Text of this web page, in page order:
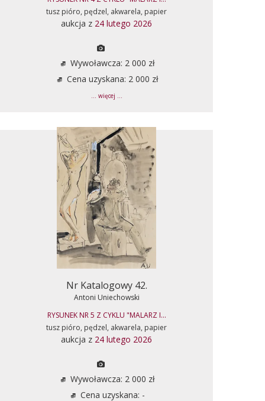
tusz pióro, pędzel, akwarela, papier
aukcja z 24 lutego 2026
Wywoławcza: 2 000 zł
Cena uzyskana: 2 000 zł
... więcej ...
Nr Katalogowy 42.
Antoni Uniechowski
RYSUNEK NR 5 Z CYKLU "MALARZ I...
tusz pióro, pędzel, akwarela, papier
aukcja z 24 lutego 2026
Wywoławcza: 2 000 zł
Cena uzyskana: -